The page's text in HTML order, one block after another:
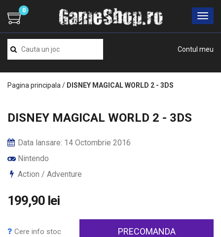
Contul meu
0
Pagina principala / DISNEY MAGICAL WORLD 2 - 3DS
DISNEY MAGICAL WORLD 2 - 3DS
Data lansare: 14 Octombrie 2016
Nintendo
Action / Adventure
199,90 lei
Cere info stoc PRECOMANDA